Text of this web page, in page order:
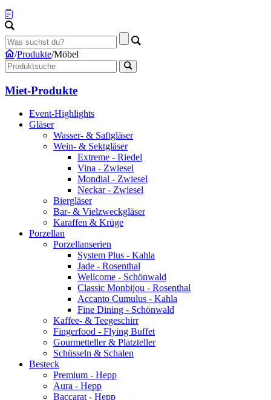
/Produkte/Möbel
Miet-Produkte
Event-Highlights
Gläser
Wasser- & Saftgläser
Wein- & Sektgläser
Extreme - Riedel
Vina - Zwiesel
Mondial - Zwiesel
Neckar - Zwiesel
Biergläser
Bar- & Vielzweckgläser
Karaffen & Krüge
Porzellan
Porzellanserien
System Plus - Kahla
Jade - Rosenthal
Wellcome - Schönwald
Classic Monbijou - Rosenthal
Accanto Cumulus - Kahla
Fine Dining - Schönwald
Kaffee- & Teegeschirr
Fingerfood - Flying Buffet
Gourmetteller & Platzteller
Schüsseln & Schalen
Besteck
Premium - Hepp
Aura - Hepp
Baccarat - Hepp